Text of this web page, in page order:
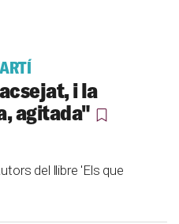
i la
agitada"
del llibre 'Els que